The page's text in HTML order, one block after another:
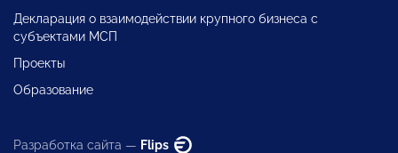
Декларация о взаимодействии крупного бизнеса с
субъектами МСП
Проекты
Образование
Разработка сайта — Flips